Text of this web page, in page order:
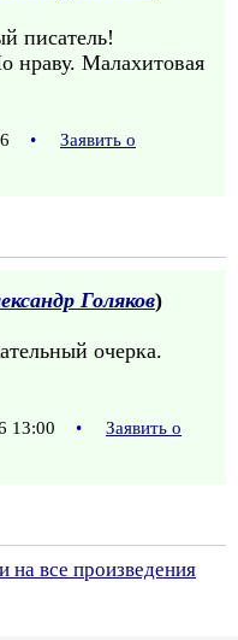
писатель!
нраву. Малахитовая
•
Заявить о
Голяков)
очерка.
13:00 •
Заявить о
на все произведения